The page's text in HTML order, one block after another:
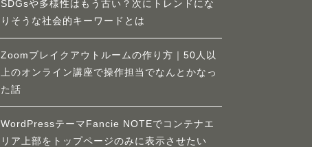
SDGsや多様性はもう古い？次にトレンドにな
りそうな社会的キーワードとは
Zoomブレイクアウトルームの作り方｜50人以
上のオンライン講座で操作担当でなんとかなっ
た話
WordPressテーマFancie NOTEでコンテナエ
リア上部をトップページのみに表示させたい